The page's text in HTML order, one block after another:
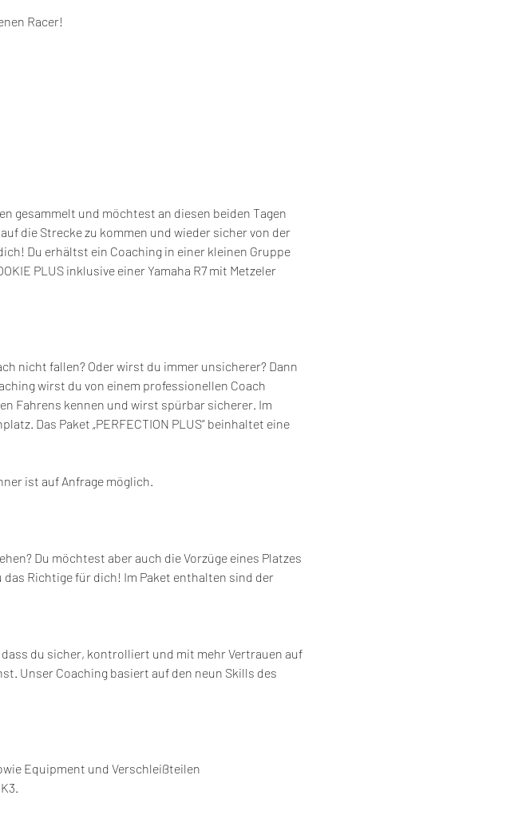
Racer!
gesammelt und möchtest an diesen beiden Tagen
die Strecke zu kommen und wieder sicher von der
Du erhältst ein Coaching in einer kleinen Gruppe
PLUS inklusive einer Yamaha R7 mit Metzeler
nicht fallen? Oder wirst du immer unsicherer? Dann
wirst du von einem professionellen Coach
Fahrens kennen und wirst spürbar sicherer. Im
Das Paket „PERFECTION PLUS” beinhaltet eine
ist auf Anfrage möglich.
Du möchtest aber auch die Vorzüge eines Platzes
das Richtige für dich! Im Paket enthalten sind der
du sicher, kontrolliert und mit mehr Vertrauen auf
Unser Coaching basiert auf den neun Skills des
Equipment und Verschleißteilen